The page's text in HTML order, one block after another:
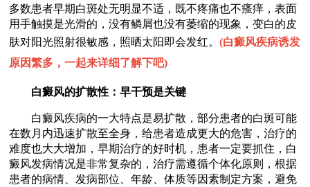
多数患者早期白斑处无明显不适，既不疼痛也不瘙痒，表面
用手触摸是光滑的，没有鳞屑也没有萎缩的现象，变白的皮
肤对阳光照射很敏感，照晒太阳即会发红。(白癜风疾病诱发
原因繁多，一起来详细了解下吧)
白癜风的扩散性：早干预是关键​
白癜风疾病的一大特点是易扩散，部分患者的白斑可能
在数月内迅速扩散至全身，给患者造成更大的危害，治疗的
难度也大大增加，早期治疗的好时机，患者一定要抓住，白
癜风发病情况是非常复杂的，治疗需遵循个体化原则，根据
患者的病情、发病部位、年龄、体质等因素制定方案，避免